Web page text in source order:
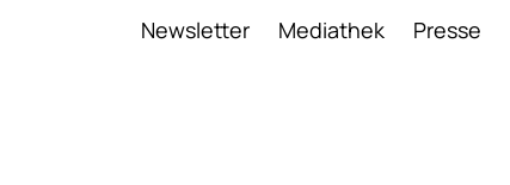
Newsletter Mediathek Presse